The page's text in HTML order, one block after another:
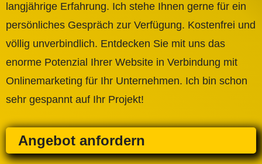
langjährige Erfahrung. Ich stehe Ihnen gerne für ein
persönliches Gespräch zur Verfügung. Kostenfrei und
völlig unverbindlich. Entdecken Sie mit uns das
enorme Potenzial Ihrer Website in Verbindung mit
Onlinemarketing für Ihr Unternehmen. Ich bin schon
sehr gespannt auf Ihr Projekt!
Angebot anfordern